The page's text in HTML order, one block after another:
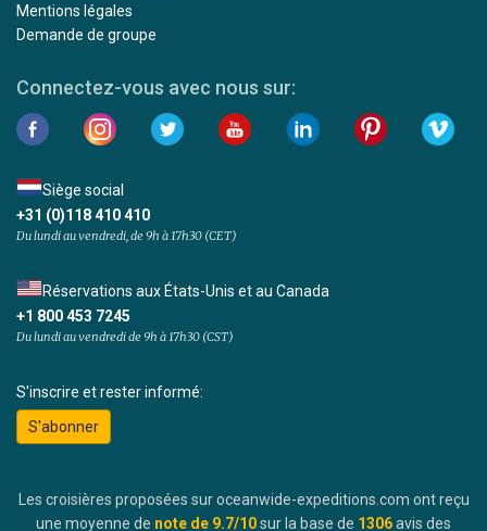
Mentions légales
Demande de groupe
Connectez-vous avec nous sur:
Siège social
+31 (0)118 410 410
Du lundi au vendredi, de 9h à 17h30 (CET)
Réservations aux États-Unis et au Canada
+1 800 453 7245
Du lundi au vendredi de 9h à 17h30 (CST)
S'inscrire et rester informé:
S'abonner
Les croisières proposées sur oceanwide-expeditions.com ont reçu
une moyenne de note de 9.7/10sur la base de 1306avis des